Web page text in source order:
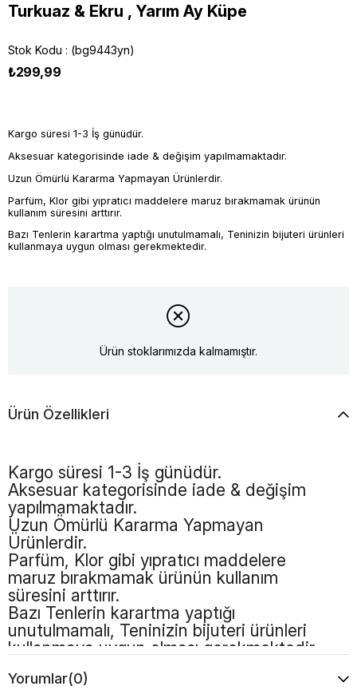
Turkuaz & Ekru , Yarım Ay Küpe
Stok Kodu (bg9443yn)
₺299,99
Kargo süresi 1-3 İş günüdür.
Aksesuar kategorisinde iade & değişim yapılmamaktadır.
Uzun Ömürlü Kararma Yapmayan Ürünlerdir.
Parfüm, Klor gibi yıpratıcı maddelere maruz bırakmamak ürünün
kullanım süresini arttırır.
Bazı Tenlerin karartma yaptığı unutulmamalı, Teninizin bijuteri ürünleri
kullanmaya uygun olması gerekmektedir.
Ürün stoklarımızda kalmamıştır.
Ürün Özellikleri
Kargo süresi 1-3 İş günüdür.
Aksesuar kategorisinde iade & değişim
yapılmamaktadır.
Uzun Ömürlü Kararma Yapmayan
Ürünlerdir.
Parfüm, Klor gibi yıpratıcı maddelere
maruz bırakmamak ürünün kullanım
süresini arttırır.
Bazı Tenlerin karartma yaptığı
unutulmamalı, Teninizin bijuteri ürünleri
kullanmaya uygun olması gerekmektedir.
Yorumlar(0)